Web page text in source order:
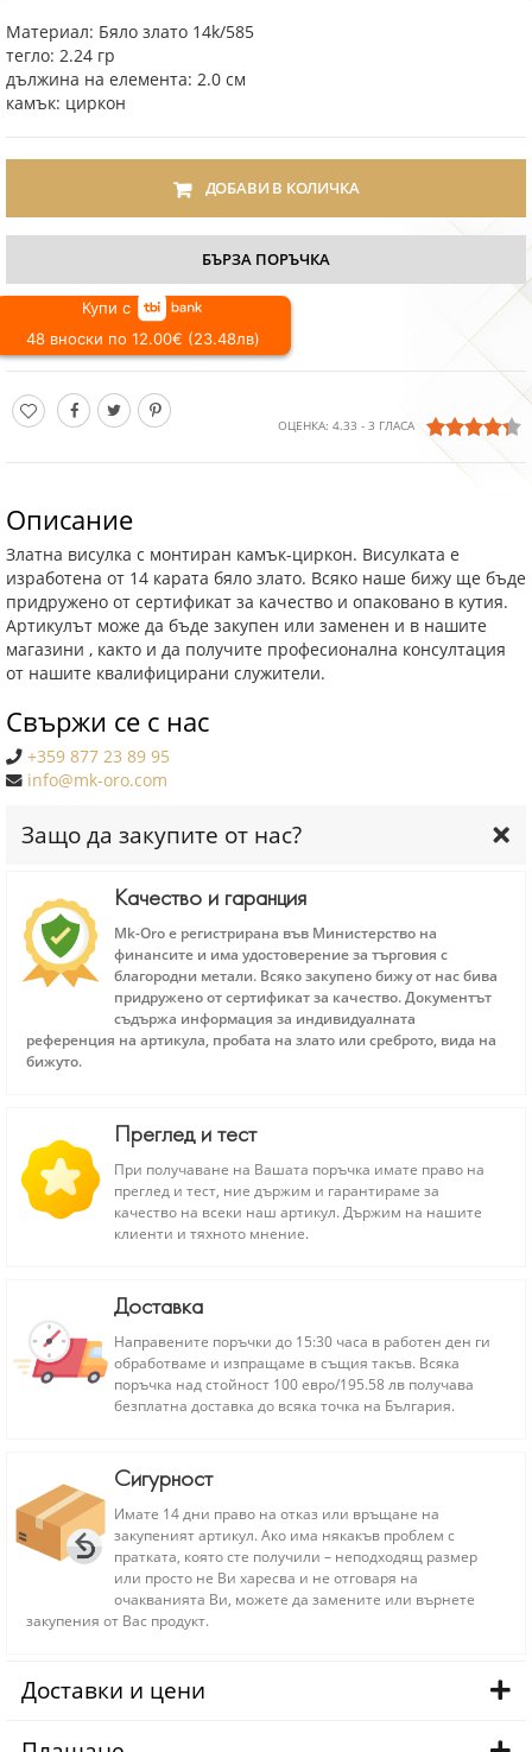
Материал: Бяло злато 14k/585
тегло: 2.24 гр
дължина на елемента: 2.0 см
камък: циркон
ДОБАВИ В КОЛИЧКА
БЪРЗА ПОРЪЧКА
Купи с
48 вноски по 12.00€ (23.48лв)
ОЦЕНКА: 4.33 - 3 ГЛАСА
Описание
Златна висулка с монтиран камък-циркон. Висулката е
изработена от 14 карата бяло злато. Всяко наше бижу ще бъде
придружено от сертификат за качество и опаковано в кутия.
Артикулът може да бъде закупен или заменен и в нашите
магазини , както и да получите професионална консултация
от нашите квалифицирани служители.
Свържи се с нас
+359 877 23 89 95
info@mk-oro.com
Защо да закупите от нас?
Качество и гаранция
Mk-Oro е регистрирана във Министерство на
финансите и има удостоверение за търговия с
благородни метали. Всяко закупено бижу от нас бива
придружено от сертификат за качество. Документът
съдържа информация за индивидуалната
референция на артикула, пробата на злато или среброто, вида на
бижуто.
Преглед и тест
При получаване на Вашата поръчка имате право на
преглед и тест, ние държим и гарантираме за
качество на всеки наш артикул. Държим на нашите
клиенти и тяхното мнение.
Доставка
Направените поръчки до 15:30 часа в работен ден ги
обработваме и изпращаме в същия такъв. Всяка
поръчка над стойност 100 евро/195.58 лв получава
безплатна доставка до всяка точка на България.
Сигурност
Имате 14 дни право на отказ или връщане на
закупеният артикул. Ако има някакъв проблем с
пратката, която сте получили – неподходящ размер
или просто не Ви харесва и не отговаря на
очакванията Ви, можете да замените или върнете
закупения от Вас продукт.
Доставки и цени